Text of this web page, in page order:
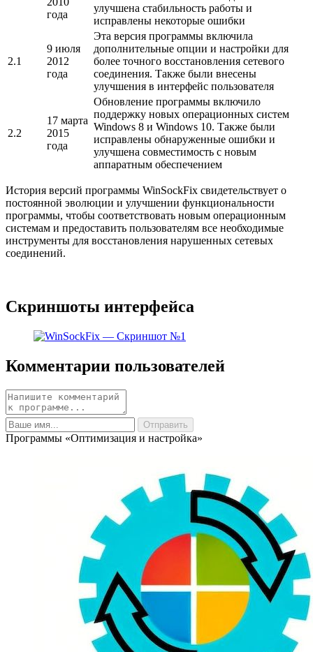
года
улучшена стабильность работы и
исправлены некоторые ошибки
2.1
9 июля
2012
года
Эта версия программы включила
дополнительные опции и настройки для
более точного восстановления сетевого
соединения. Также были внесены
улучшения в интерфейс пользователя
2.2
17 марта
2015
года
Обновление программы включило
поддержку новых операционных систем
Windows 8 и Windows 10. Также были
исправлены обнаруженные ошибки и
улучшена совместимость с новым
аппаратным обеспечением
История версий программы WinSockFix свидетельствует о
постоянной эволюции и улучшении функциональности
программы, чтобы соответствовать новым операционным
системам и предоставить пользователям все необходимые
инструменты для восстановления нарушенных сетевых
соединений.
Скриншоты интерфейса
Комментарии пользователей
Программы «Оптимизация и настройка»